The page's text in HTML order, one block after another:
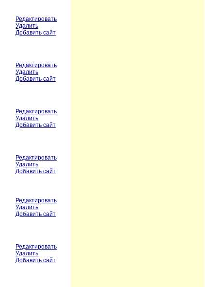
Редактировать
Удалить
Добавить сайт
Редактировать
Удалить
Добавить сайт
Редактировать
Удалить
Добавить сайт
Редактировать
Удалить
Добавить сайт
Редактировать
Удалить
Добавить сайт
Редактировать
Удалить
Добавить сайт